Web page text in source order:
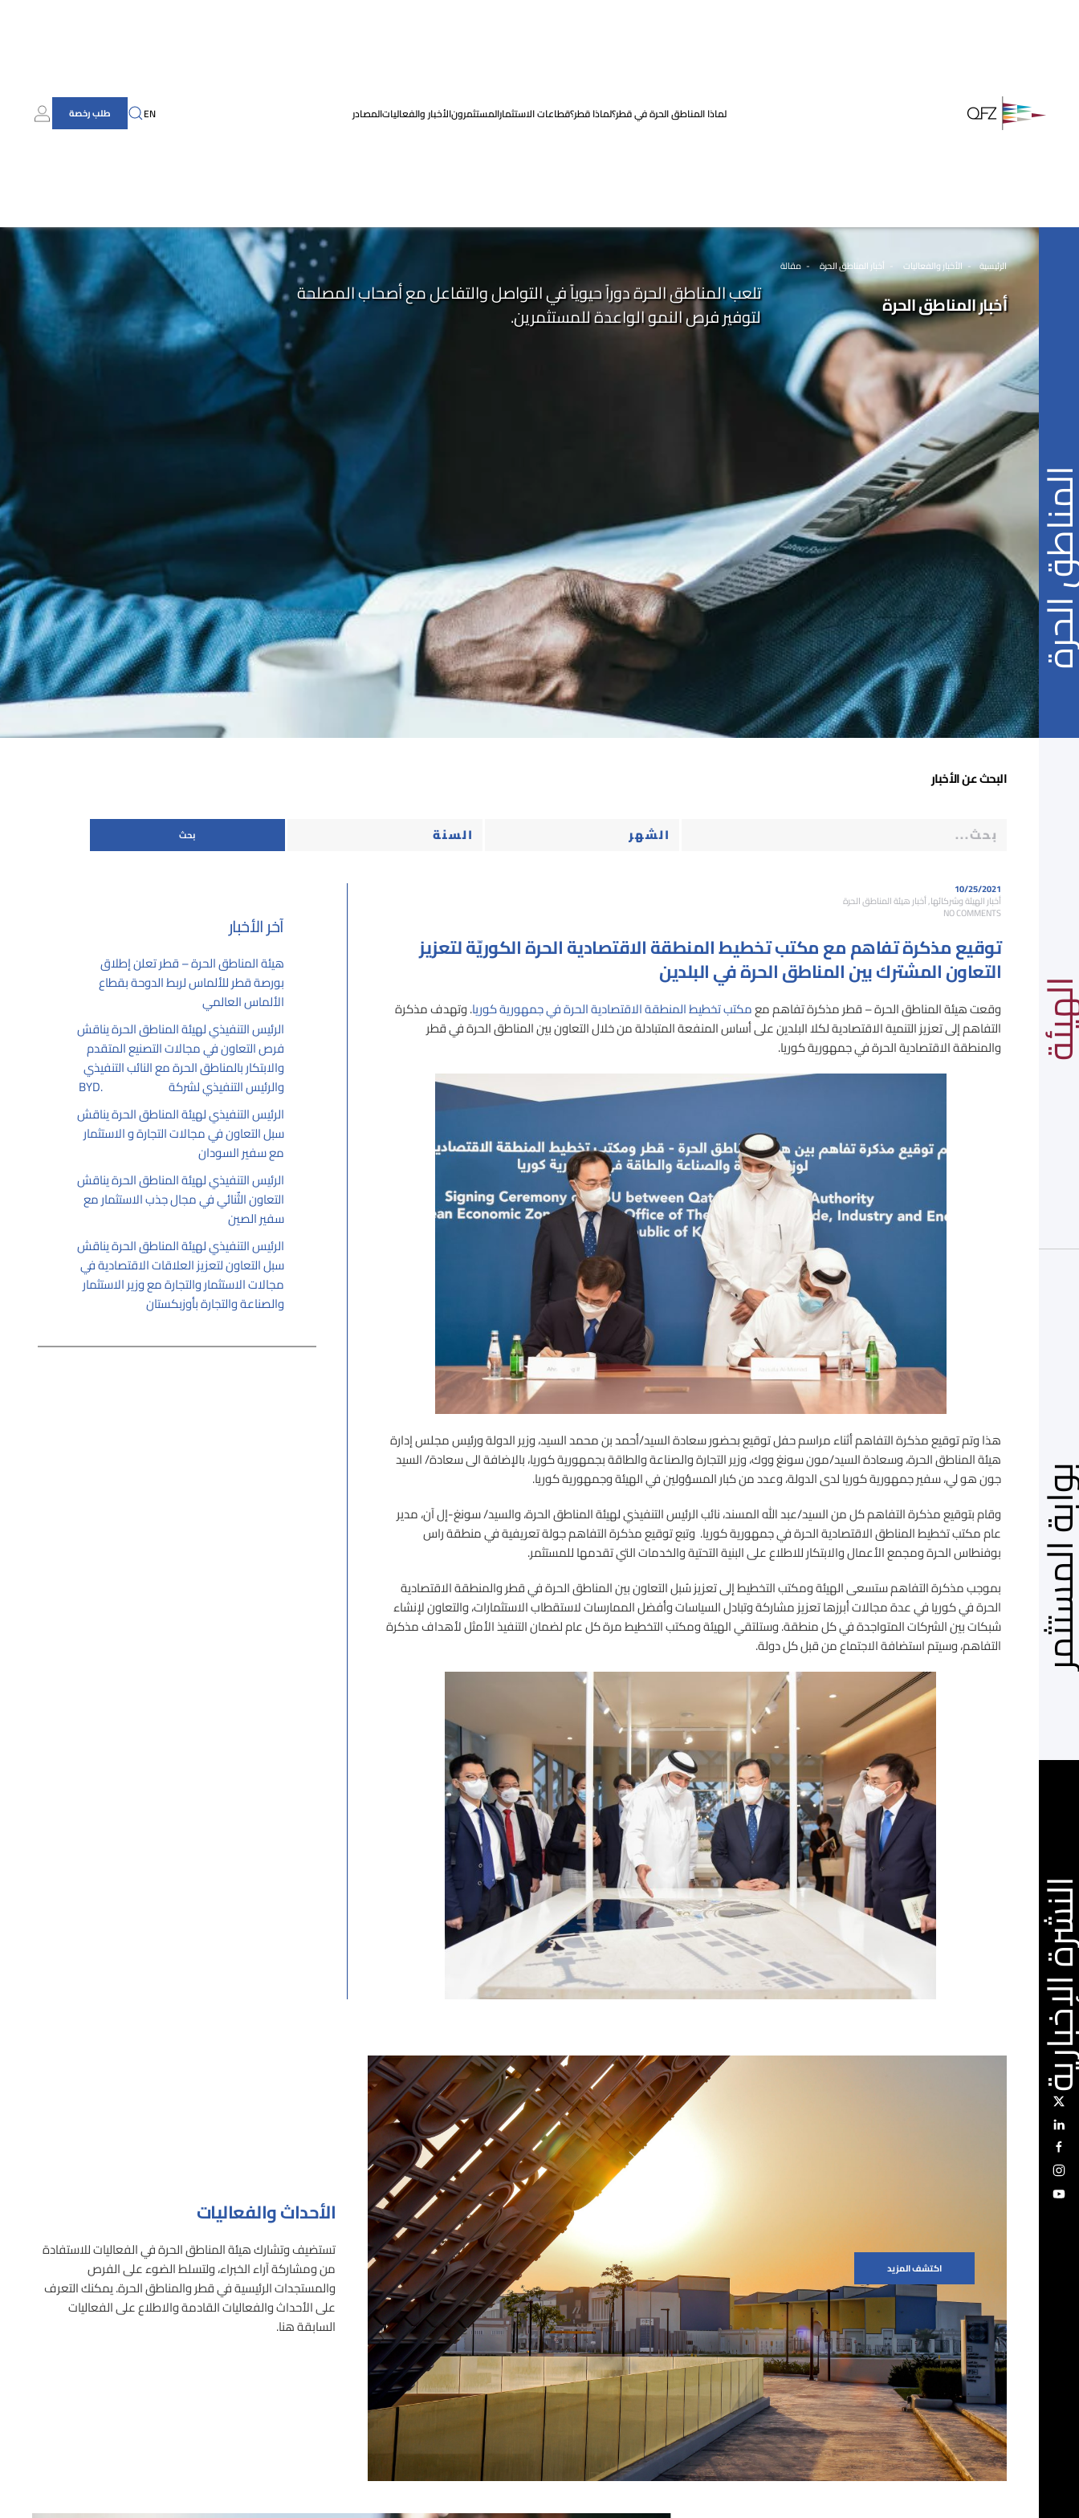
لماذا المناطق الحرة في قطر؟لماذا قطر؟قطاعات الاستثمارالمستثمرونالأخبار والفعالياتالمصادر EN طلب رخصة
الحرة
الرئيسية الأخبار والفعاليات أخبار المناطق الحرة مقالة
أخبار المناطق الحرة
تلعب المناطق الحرة دوراً حيوياً في التواصل والتفاعل مع أصحاب المصلحة
لتوفير فرص النمو الواعدة للمستثمرين.
البحث عن الأخبار
10/25/2021
أخبار الهيئة وشركائها,أخبار هيئة المناطق الحرة
NO COMMENTS
ON
تفاهم
مكتب
الاقتصادية
الحرة
الكوريّة
لتعزيز
التعاون
توقيع مذكرة تفاهم مع مكتب تخطيط المنطقة الاقتصادية الحرة الكوريّة لتعزيز
التعاون المشترك بين المناطق الحرة في البلدين
وقعت هيئة المناطق الحرة – قطر مذكرة تفاهم معمكتب تخطيط المنطقة الاقتصادية الحرة في جمهورية كوريا. وتهدف مذكرة
التفاهم إلى تعزيز التنمية الاقتصادية لكلا البلدين على أساس المنفعة المتبادلة من خلال التعاون بين المناطق الحرة في قطر
والمنطقة الاقتصادية الحرة في جمهورية كوريا.
هذا وتم توقيع مذكرة التفاهم أثناء مراسم حفل توقيع بحضور سعادة السيد/أحمد بن محمد السيد، وزير الدولة ورئيس مجلس إدارة
هيئة المناطق الحرة، وسعادة السيد/مون سونغ ووك، وزير التجارة والصناعة والطاقة بجمهورية كوريا، بالإضافة الى سعادة/ السيد
جون هو لي، سفير جمهورية كوريا لدى الدولة، وعدد من كبار المسؤولين في الهيئة وجمهورية كوريا.
وقام بتوقيع مذكرة التفاهم كل من السيد/عبد الله المسند، نائب الرئيس التنفيذي لهيئة المناطق الحرة، والسيد/ سونغ-إل آن، مدير
عام مكتب تخطيط المناطق الاقتصادية الحرة في جمهورية كوريا. وتبع توقيع مذكرة التفاهم جولة تعريفية في منطقة راس
بوفنطاس الحرة ومجمع الأعمال والابتكار للاطلاع على البنية التحتية والخدمات التي تقدمها للمستثمر.
بموجب مذكرة التفاهم ستسعى الهيئة ومكتب التخطيط إلى تعزيز سُبل التعاون بين المناطق الحرة في قطر والمنطقة الاقتصادية
الحرة في كوريا في عدة مجالات أبرزها تعزيز مشاركة وتبادل السياسات وأفضل الممارسات لاستقطاب الاستثمارات، والتعاون لإنشاء
شبكات بين الشركات المتواجدة في كل منطقة. وستلتقي الهيئة ومكتب التخطيط مرة كل عام لضمان التنفيذ الأمثل لأهداف مذكرة
التفاهم، وسيتم استضافة الاجتماع من قبل كل دولة.
آخر الأخبار
هيئة المناطق الحرة – قطر تعلن إطلاق
بورصة قطر للألماس لربط الدوحة بقطاع
الألماس العالمي
الرئيس التنفيذي لهيئة المناطق الحرة يناقش
فرص التعاون في مجالات التصنيع المتقدم
والابتكار بالمناطق الحرة مع النائب التنفيذي
والرئيس التنفيذي لشركة BYD.
الرئيس التنفيذي لهيئة المناطق الحرة يناقش
سبل التعاون في مجالات التجارة و الاستثمار
مع سفير السودان
الرئيس التنفيذي لهيئة المناطق الحرة يناقش
التعاون الثٌنائي في مجال جذب الاستثمار مع
سفير الصين
الرئيس التنفيذي لهيئة المناطق الحرة يناقش
سبل التعاون لتعزيز العلاقات الاقتصادية في
مجالات الاستثمار والتجارة مع وزير الاستثمار
والصناعة والتجارة بأوزبكستان
اكتشف المزيد
الأحداث والفعاليات
تستضيف وتشارك هيئة المناطق الحرة في الفعاليات للاستفادة
من ومشاركة آراء الخبراء، ولتسلط الضوء على الفرص
والمستجدات الرئيسية في قطر والمناطق الحرة. يمكنك التعرف
على الأحداث والفعاليات القادمة والاطلاع على الفعاليات
السابقة هنا.